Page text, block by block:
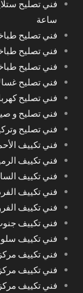
ساعة
فني تصليح طباخات 67616123
فني تصليح
فني تصليح
فني تصليح
فني تصليح
فني تصليح و
فني تصليح
فني تكييف الأحمدي
فني تكييف
فني تكييف السالمية
فني تكييف
فني تكييف
فني تكييف
فني تكييف
فني تكييف
فني تكييف مركزي
فني تكييف مركزي